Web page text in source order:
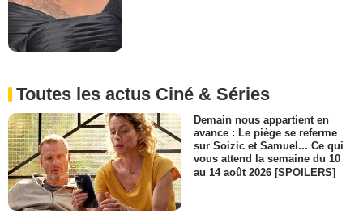
Toutes les actus Ciné & Séries
Demain nous appartient en
avance : Le piège se referme
sur Soizic et Samuel... Ce qui
vous attend la semaine du 10
au 14 août 2026 [SPOILERS]